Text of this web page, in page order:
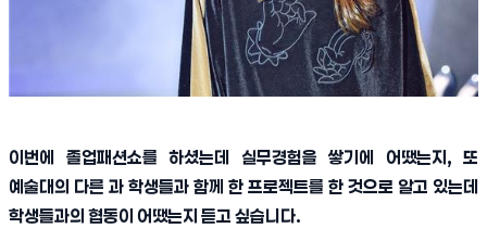
이번에 졸업패션쇼를 하셨는데 실무경험을 쌓기에 어땠는지 , 또
예술대의 다른 과 학생들과 함께 한 프로젝트를 한 것으로 알고 있는데
학생들과의 협동이 어땠는지 듣고 싶습니다.